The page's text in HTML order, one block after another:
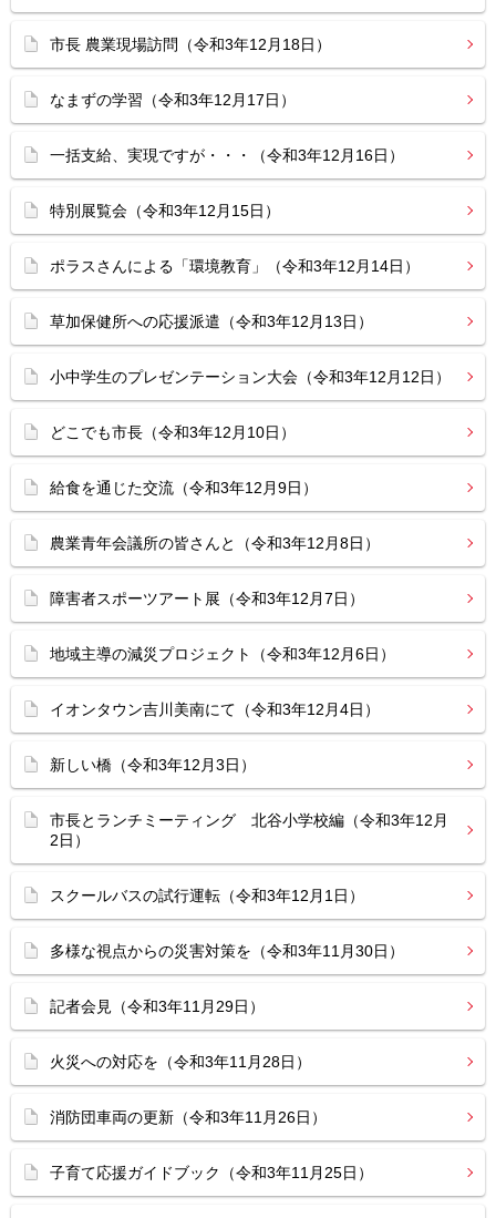
市長 農業現場訪問（令和3年12月18日）
なまずの学習（令和3年12月17日）
一括支給、実現ですが・・・（令和3年12月16日）
特別展覧会（令和3年12月15日）
ポラスさんによる「環境教育」（令和3年12月14日）
草加保健所への応援派遣（令和3年12月13日）
小中学生のプレゼンテーション大会（令和3年12月12日）
どこでも市長（令和3年12月10日）
給食を通じた交流（令和3年12月9日）
農業青年会議所の皆さんと（令和3年12月8日）
障害者スポーツアート展（令和3年12月7日）
地域主導の減災プロジェクト（令和3年12月6日）
イオンタウン吉川美南にて（令和3年12月4日）
新しい橋（令和3年12月3日）
市長とランチミーティング 北谷小学校編（令和3年12月
2日）
スクールバスの試行運転（令和3年12月1日）
多様な視点からの災害対策を（令和3年11月30日）
記者会見（令和3年11月29日）
火災への対応を（令和3年11月28日）
消防団車両の更新（令和3年11月26日）
子育て応援ガイドブック（令和3年11月25日）